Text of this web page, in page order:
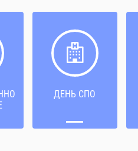
ДЕНЬ СПО